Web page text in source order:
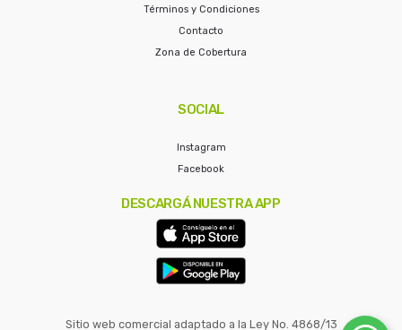
Términos y Condiciones
Contacto
Zona de Cobertura
SOCIAL
Instagram
Facebook
DESCARGÁ NUESTRA APP
Sitio web comercial adaptado a la Ley No. 4868/13